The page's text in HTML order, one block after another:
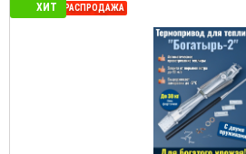
ХИТ
СЕЗОННАЯ РАСПРОДАЖА